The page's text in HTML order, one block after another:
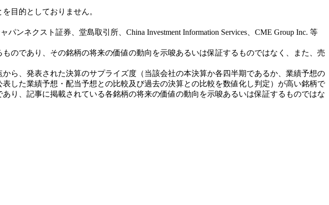
目的としておりません。
ネクスト証券、堂島取引所、China Investment Information Services、CME Group Inc. 等
のであり、その銘柄の将来の価値の動向を示唆あるいは保証するものではなく、また、売
ら、発表された決算のサプライズ度（当該会社の本決算か各四半期であるか、業績予想の
した業績予想・配当予想との比較及び過去の決算との比較を数値化し判定）が高い銘柄で
り、記事に掲載されている各銘柄の将来の価値の動向を示唆あるいは保証するものではな